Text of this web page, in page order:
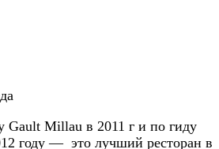
Gault Millau в 2011 г и по гиду
году — это лучший ресторан в